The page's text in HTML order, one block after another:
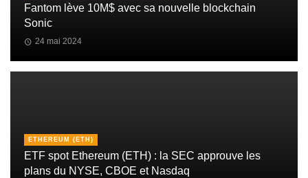
Fantom lève 10M$ avec sa nouvelle blockchain
Sonic
24 mai 2024
ETHEREUM (ETH)
ETF spot Ethereum (ETH) : la SEC approuve les
plans du NYSE, CBOE et Nasdaq